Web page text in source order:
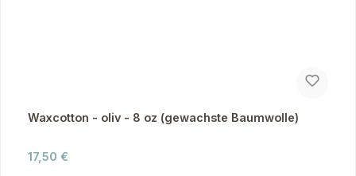
Waxcotton - oliv - 8 oz (gewachste Baumwolle)
Regulärer Preis:
17,50 €